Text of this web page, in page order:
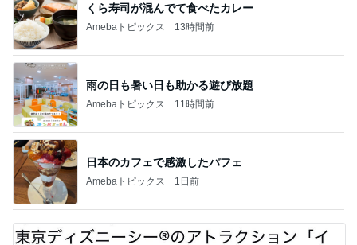
くら寿司が混んでて食べたカレー
Amebaトピックス 13時間前
雨の日も暑い日も助かる遊び放題
Amebaトピックス 11時間前
日本のカフェで感激したパフェ
Amebaトピックス 1日前